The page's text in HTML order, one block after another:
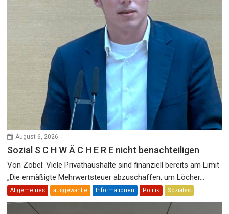
August 6, 2026
Sozial S C H W Ä C H E R E nicht benachteiligen
Von Zobel: Viele Privathaushalte sind finanziell bereits am Limit
„Die ermäßigte Mehrwertsteuer abzuschaffen, um Löcher...
Allgemeines ausgewählte Informationen Politik Soziales